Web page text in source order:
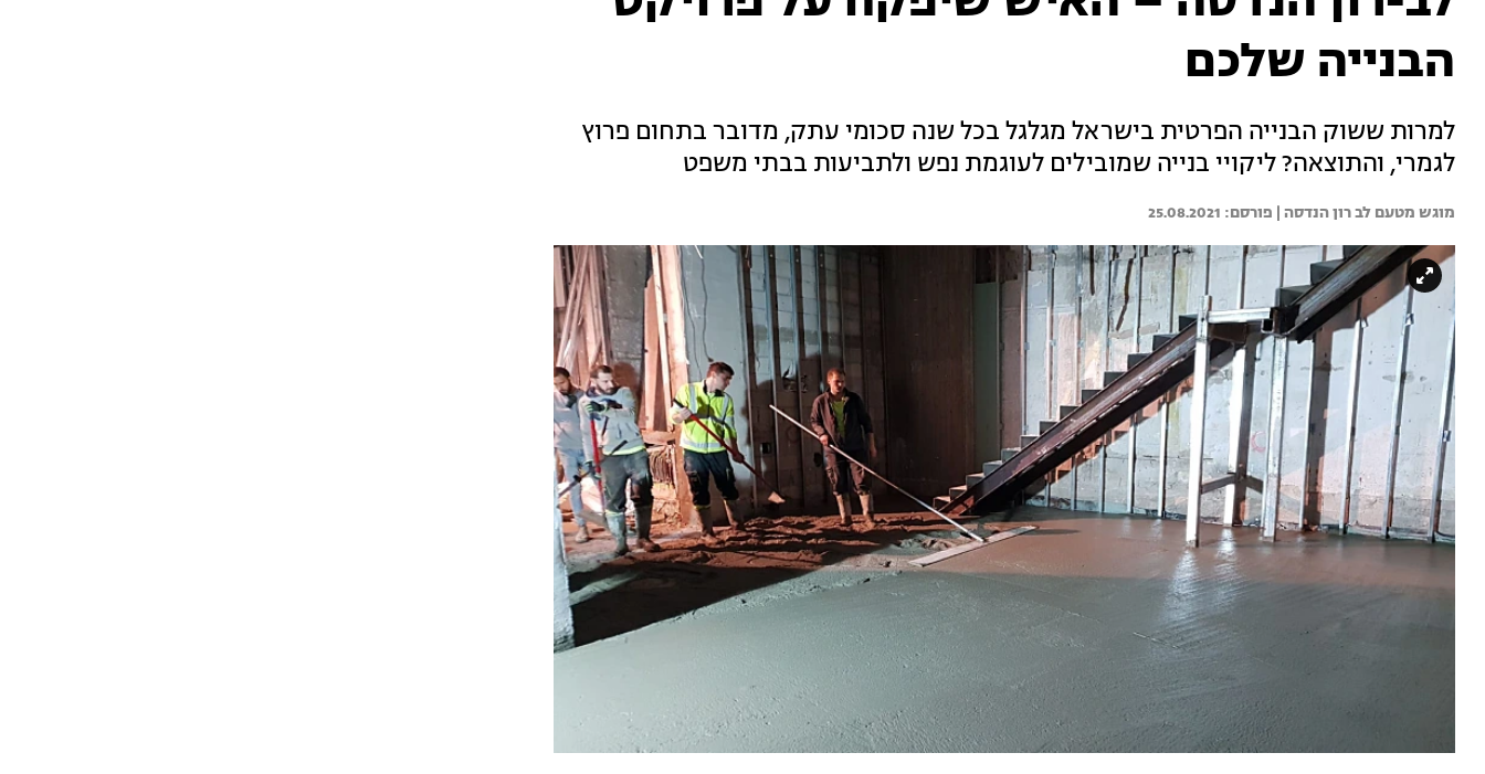
הבנייה שלכם
למרות ששוק הבנייה הפרטית בישראל מגלגל בכל שנה סכומי עתק, מדובר בתחום פרוץ
לגמרי, והתוצאה? ליקויי בנייה שמובילים לעוגמת נפש ולתביעות בבתי משפט
מוגש מטעם לב רון הנדסה | 25.08.2021